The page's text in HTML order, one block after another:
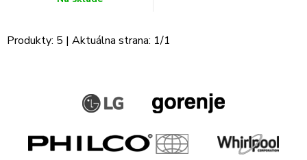
Produkty: 5 | Aktuálna strana: 1/1